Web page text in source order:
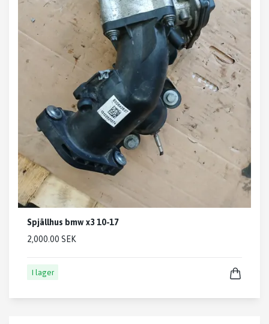
Spjällhus bmw x3 10-17
2,000.00 SEK
I lager